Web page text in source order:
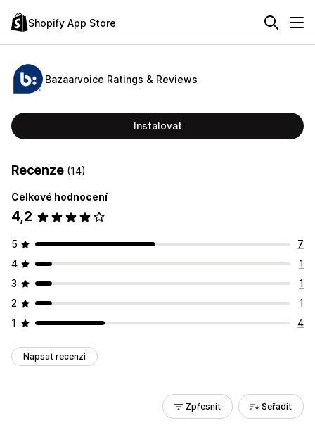
Shopify App Store
Bazaarvoice Ratings & Reviews
Instalovat
Recenze (14)
Celkové hodnocení
4,2
5
7
4
1
3
1
2
1
1
4
Napsat recenzi
Zpřesnit Seřadit